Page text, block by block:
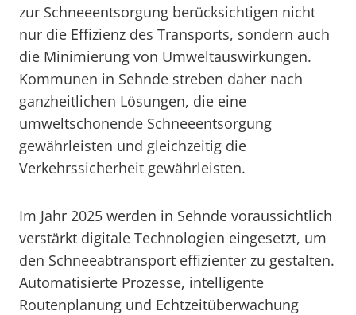
zur Schneeentsorgung berücksichtigen nicht
nur die Effizienz des Transports, sondern auch
die Minimierung von Umweltauswirkungen.
Kommunen in Sehnde streben daher nach
ganzheitlichen Lösungen, die eine
umweltschonende Schneeentsorgung
gewährleisten und gleichzeitig die
Verkehrssicherheit gewährleisten.
Im Jahr 2025 werden in Sehnde voraussichtlich
verstärkt digitale Technologien eingesetzt, um
den Schneeabtransport effizienter zu gestalten.
Automatisierte Prozesse, intelligente
Routenplanung und Echtzeitüberwachung